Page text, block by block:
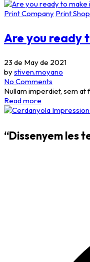
Print Company Print Shop
Are you ready
23 de May de 2021
bystiven.moyano
No Comments
Nullam imperdiet, sem at
Read more
“Dissenyem les